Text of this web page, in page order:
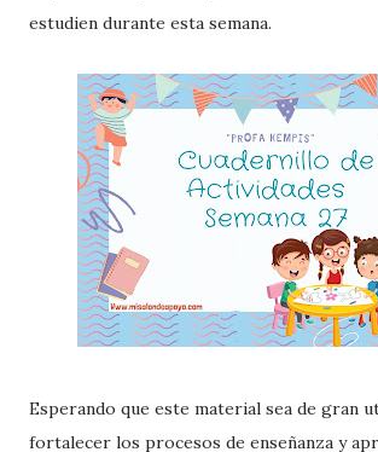
estudien durante esta semana.
Esperando que este material sea de gran
fortalecer los procesos de enseñanza y